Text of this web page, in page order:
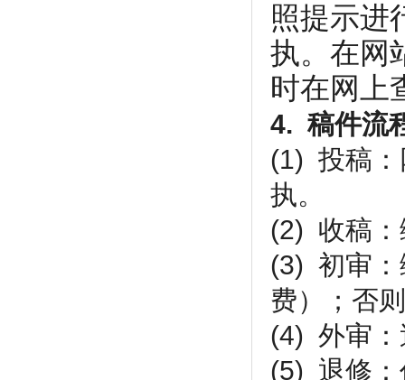
照提示进
执。在网
时在网上
4. 稿件流
(1) 投稿：
执。
(2) 收稿：
(3) 初审：
费）；否
(4) 外审：
(5) 退修：